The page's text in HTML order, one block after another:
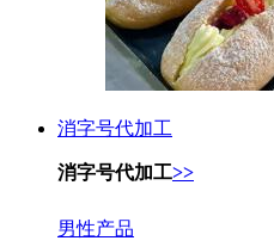
消字号代加工
消字号代加工>>
男性产品